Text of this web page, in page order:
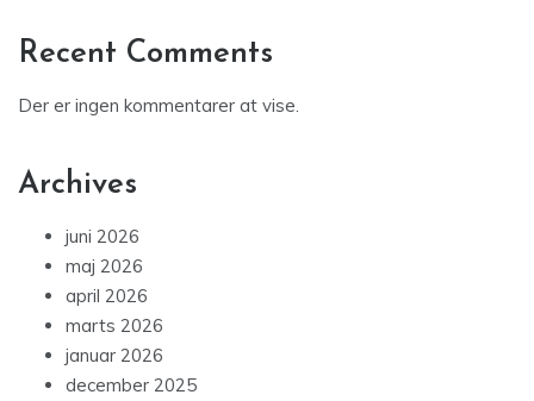
Recent Comments
Der er ingen kommentarer at vise.
Archives
juni 2026
maj 2026
april 2026
marts 2026
januar 2026
december 2025